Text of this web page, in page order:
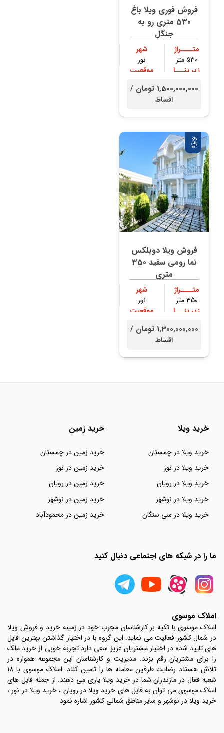
فروش فوری ویلا باغ
530 متری رو به
جنگل
متــــراژ
۵۳۰ متر
شهر
نور
زیر بنـــا
موقعیت
1,500,000,000 تومان /
اقساط
ویژه
فروش ویلا دوبلکس
نما رومی سفید 350
متری
متــــراژ
350 متر
شهر
نور
زیر بنـــا
موقعیت
1,300,000,000 تومان /
اقساط
خرید ویلا
خرید ویلا در چمستان
خرید ویلا در نور
خرید ویلا در رویان
خرید ویلا در نوشهر
خرید ویلا در سی سنگان
خرید زمین
خرید زمین در چمستان
خرید زمین در نور
خرید زمین در رویان
خرید زمین در نوشهر
خرید زمین در محمودآباد
ما را در شبکه های اجتماعی دنبال کنید
املاک موسوی
املاک موسوی با تکیه بر کارشناسان مجرب خود در زمینه خرید و فروش ویلا
در شمال کشور فعالیت می نماید. این گروه با در اختیار گذاشتن بهترین فایل
های تایید شده در اختیار مشتریان عزیز سعی دارد تجربه خوبی از خرید ملک
را برای مشتریان رقم بزند. مدیریت و کارشناسان این مجموعه همواره در
تلاش هستند رضایت طرفین معامله ها را تامین کنند. املاک موسوی با 18
شعبه فعال در مازندران شما در خرید ویلا یاری می دهند. از جمله فایل های
املاک موسوی می توان به فایل های خرید ویلا در رویان ، خرید ویلا در نور ،
خرید ویلا در نوشهر و سایر مناطق شمالی کشور اشاره نمود